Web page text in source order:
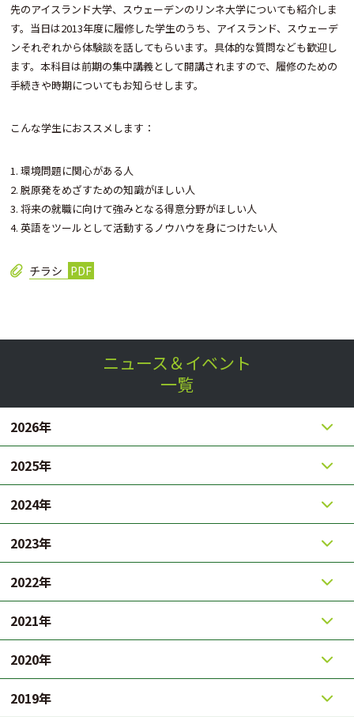
先のアイスランド大学、スウェーデンのリンネ大学についても紹介しま
す。当日は2013年度に履修した学生のうち、アイスランド、スウェーデ
ンそれぞれから体験談を話してもらいます。具体的な質問なども歓迎し
ます。本科目は前期の集中講義として開講されますので、履修のための
手続きや時期についてもお知らせします。
こんな学生におススメします：
1. 環境問題に関心がある人
2. 脱原発をめざすための知識がほしい人
3. 将来の就職に向けて強みとなる得意分野がほしい人
4. 英語をツールとして活動するノウハウを身につけたい人
チラシ
ニュース＆イベント
一覧
2026年
2025年
2024年
2023年
2022年
2021年
2020年
2019年